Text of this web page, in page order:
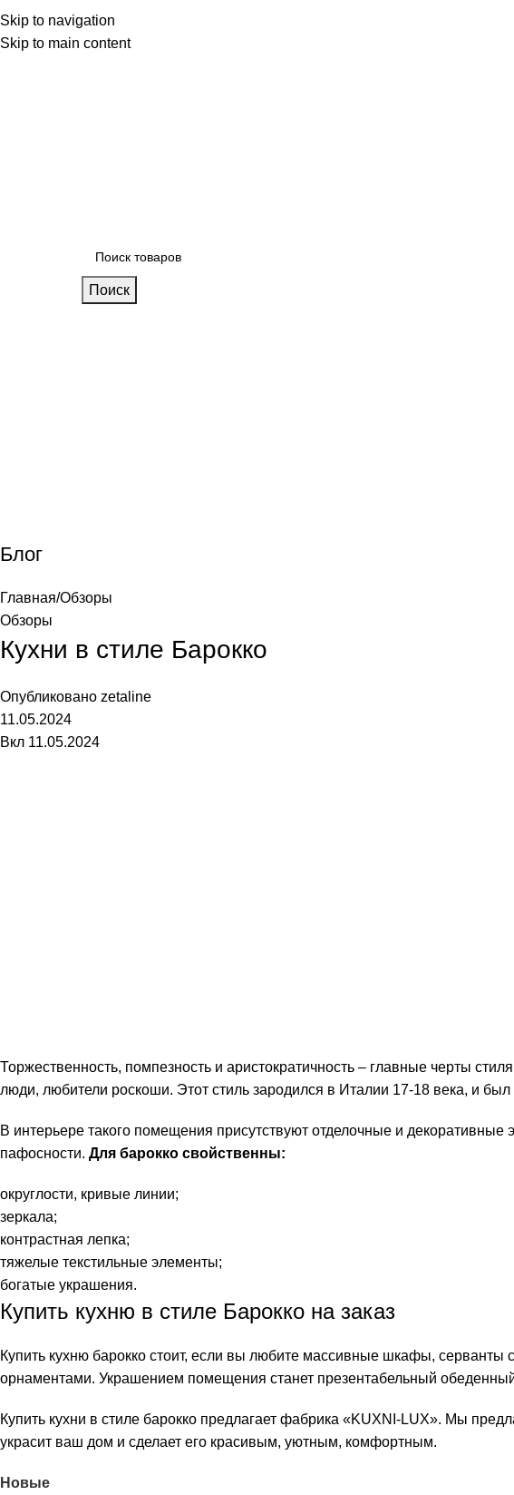
Skip to navigation
Skip to main content
БлогКалькулятор кухни
Поиск
Блог
Главная Обзоры
Обзоры
Кухни в стиле Барокко
Опубликовано zetaline
11.05.2024
Вкл 11.05.2024
Торжественность, помпезность и аристократичность – главные черты
люди, любители роскоши. Этот стиль зародился в Италии 17-18 века, и
В интерьере такого помещения присутствуют отделочные и
пафосности. Для барокко свойственны:
округлости, кривые линии;
зеркала;
контрастная лепка;
тяжелые текстильные элементы;
богатые украшения.
Купить кухню в стиле Барокко на заказ
Купить кухню барокко стоит, если вы любите массивные шкафы,
орнаментами. Украшением помещения станет презентабельный
Купить кухни в стиле барокко предлагает фабрика «KUXNI-LUX». Мы
украсит ваш дом и сделает его красивым, уютным, комфортным.
Новые